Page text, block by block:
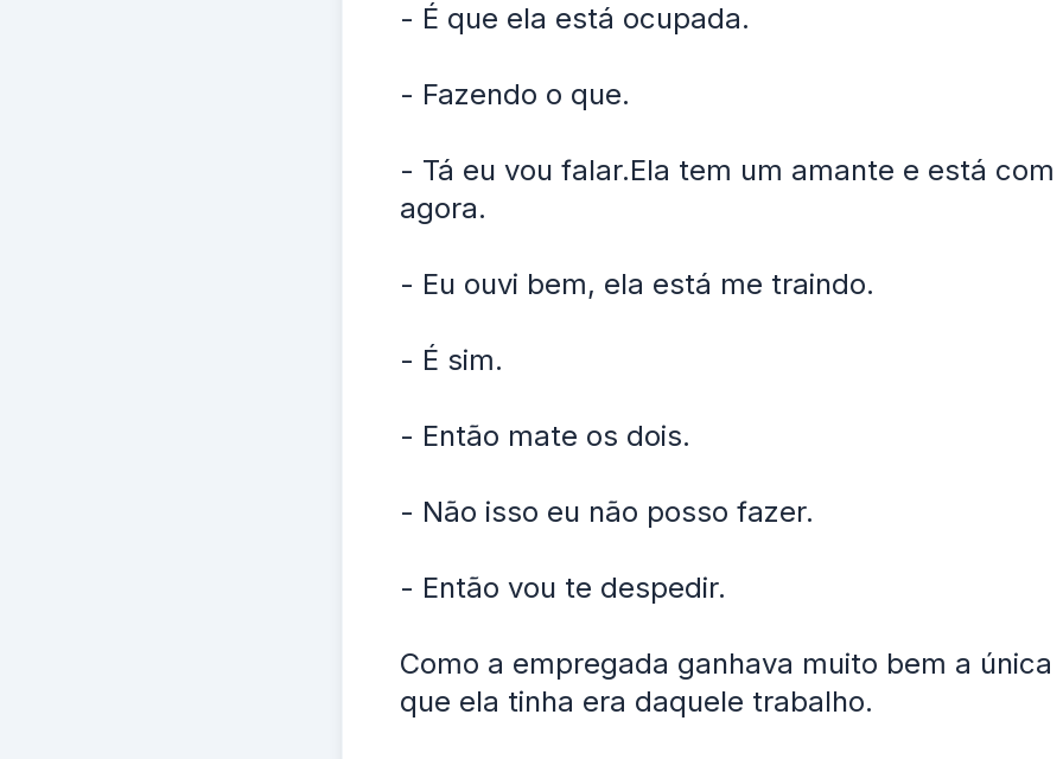
- É que ela está ocupada.
- Fazendo o que.
- Tá eu vou falar.Ela tem um amante e está com
agora.
- Eu ouvi bem, ela está me traindo.
- É sim.
- Então mate os dois.
- Não isso eu não posso fazer.
- Então vou te despedir.
Como a empregada ganhava muito bem a única
que ela tinha era daquele trabalho.